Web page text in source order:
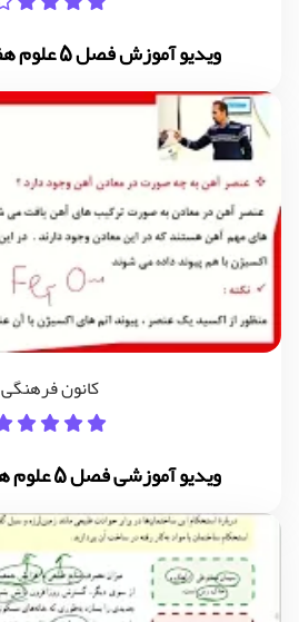
ویدیو آموزش فصل 5 علوم هفتم - بخش دوم
کانون فرهنگی
ویدیو آموزشی فصل 5 علوم هفتم - بخش اول